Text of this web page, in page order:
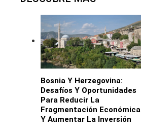
Bosnia Y Herzegovina:
Desafíos Y Oportunidades
Para Reducir La
Fragmentación Económica
Y Aumentar La Inversión